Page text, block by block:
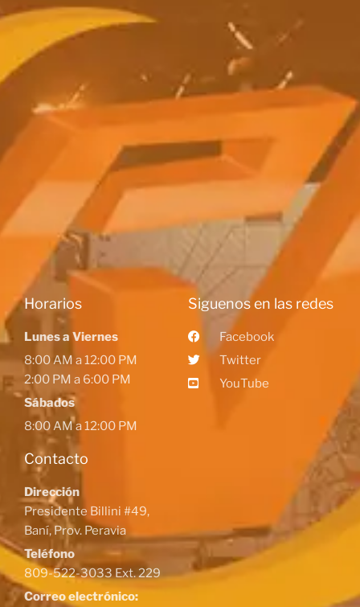
Horarios
Lunes a Viernes
8:00 AM a 12:00 PM
2:00 PM a 6:00 PM
Sábados
8:00 AM a 12:00 PM
Contacto
Dirección
Presidente Billini #49,
Baní, Prov. Peravia
Teléfono
809-522-3033 Ext. 229
Correo electrónico:
Siguenos en las redes
Facebook
Twitter
YouTube